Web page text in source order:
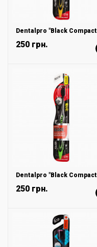
250 грн.
250 грн.